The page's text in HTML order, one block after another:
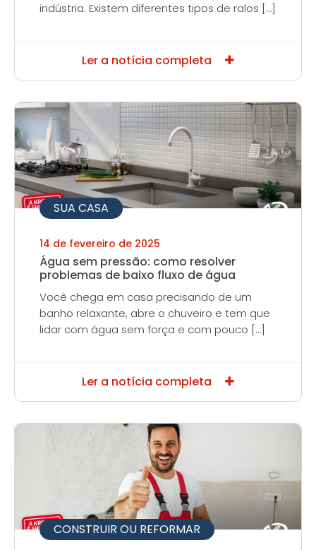
indústria. Existem diferentes tipos de ralos […]
Ler a notícia completa
SUA CASA
14 de fevereiro de 2025
Água sem pressão: como resolver
problemas de baixo fluxo de água
Você chega em casa precisando de um
banho relaxante, abre o chuveiro e tem que
lidar com água sem força e com pouco […]
Ler a notícia completa
CONSTRUIR OU REFORMAR